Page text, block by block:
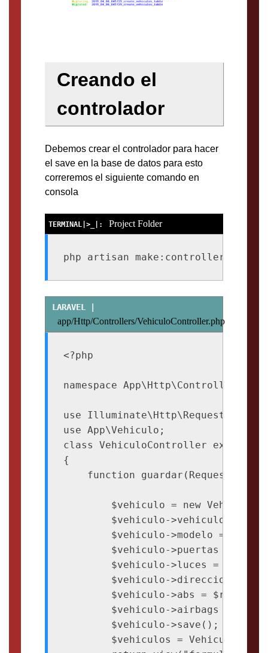
Creando el
controlador
Debemos crear el controlador para hacer
el save en la base de datos para esto
correremos el siguiente comando en
consola
Project Folder
php artisan make:controller
app/Http/Controllers/VehiculoController.php
<?php
namespace App\Http\Controllers;
use Illuminate\Http\Request;
use App\Vehiculo;
class VehiculoController extends
{
function guardar(Request
        $vehiculo = new Vehiculo;
$vehiculo->vehiculo =
$vehiculo->modelo =
$vehiculo->puertas =
$vehiculo->luces =
$vehiculo-
$vehiculo->abs =
$vehiculo->airbags =
        $vehiculo->save();
$vehiculos =